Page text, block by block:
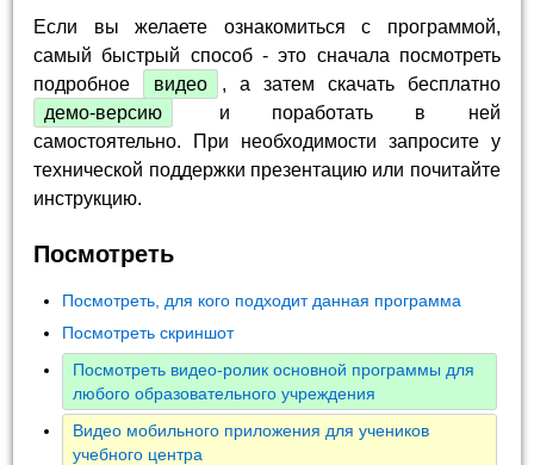
Если вы желаете ознакомиться с программой,
самый быстрый способ - это сначала посмотреть
подробное
видео
, а затем скачать бесплатно
демо-версию
и поработать в ней
самостоятельно. При необходимости запросите у
технической поддержки презентацию или почитайте
инструкцию.
Посмотреть
Посмотреть, для кого подходит данная программа
Посмотреть скриншот
Посмотреть видео-ролик основной программы для
любого образовательного учреждения
Видео мобильного приложения для учеников
учебного центра